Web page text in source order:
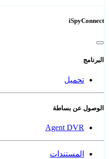
iSpyConnect
البرنامج
تحميل
الوصول عن بساطة
Agent DVR
المستندات